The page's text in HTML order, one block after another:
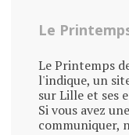
Le
Le Printemps
l'indique, un
sur Lille et ses
Si vous avez
communiquer,